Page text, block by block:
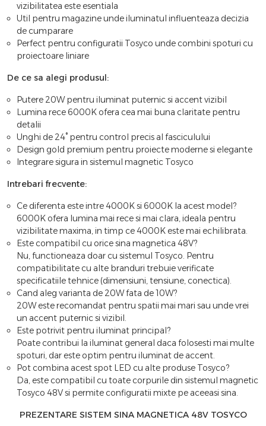
vizibilitatea este esentiala
Util pentru magazine unde iluminatul influenteaza decizia
de cumparare
Perfect pentru configuratii Tosyco unde combini spoturi cu
proiectoare liniare
De ce sa alegi produsul:
Putere 20W pentru iluminat puternic si accent vizibil
Lumina rece 6000K ofera cea mai buna claritate pentru
detalii
Unghi de 24° pentru control precis al fasciculului
Design gold premium pentru proiecte moderne si elegante
Integrare sigura in sistemul magnetic Tosyco
Intrebari frecvente:
Ce diferenta este intre 4000K si 6000K la acest model?
6000K ofera lumina mai rece si mai clara, ideala pentru
vizibilitate maxima, in timp ce 4000K este mai echilibrata.
Este compatibil cu orice sina magnetica 48V?
Nu, functioneaza doar cu sistemul Tosyco. Pentru
compatibilitate cu alte branduri trebuie verificate
specificatiile tehnice (dimensiuni, tensiune, conectica).
Cand aleg varianta de 20W fata de 10W?
20W este recomandat pentru spatii mai mari sau unde vrei
un accent puternic si vizibil.
Este potrivit pentru iluminat principal?
Poate contribui la iluminat general daca folosesti mai multe
spoturi, dar este optim pentru iluminat de accent.
Pot combina acest spot LED cu alte produse Tosyco?
Da, este compatibil cu toate corpurile din sistemul magnetic
Tosyco 48V si permite configuratii mixte pe aceeasi sina.
PREZENTARE SISTEM SINA MAGNETICA 48V TOSYCO